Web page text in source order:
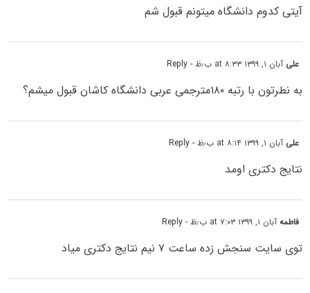
آیتی کدوم دانشگاه میتونم قبول شم
علی آبان ۱, ۱۳۹۹ at ۸:۳۳ ب٫ظ - Reply
به نطرتون با رتبه ۱۸۰مترجمی عربی دانشگاه کاشان قبول میشم؟
علی آبان ۱, ۱۳۹۹ at ۸:۱۴ ب٫ظ - Reply
نتایج دکتری اومد
فاطمهآبان ۱, ۱۳۹۹ at ۷:۰۳ ب٫ظ - Reply
توی سایت سنجش زده ساعت ۷ نیم نتایج دکتری میاد